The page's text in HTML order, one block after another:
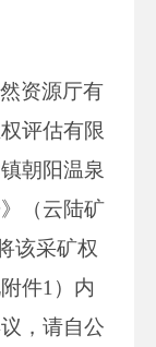
资源厅有
评估有限
朝阳温泉
（云陆矿
该采矿权
件1）内
，请自公